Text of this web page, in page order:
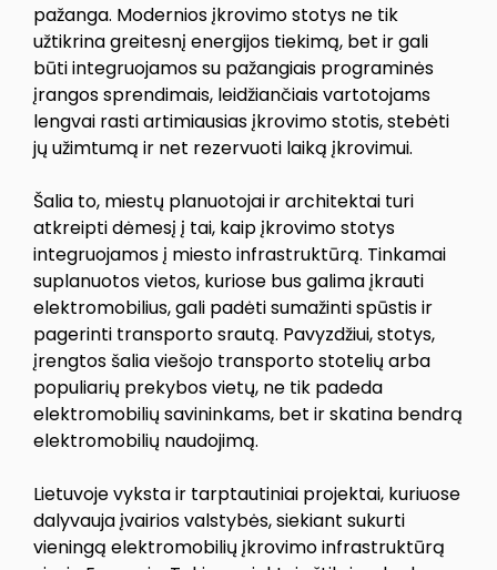
pažanga. Modernios įkrovimo stotys ne tik
užtikrina greitesnį energijos tiekimą, bet ir gali
būti integruojamos su pažangiais programinės
įrangos sprendimais, leidžiančiais vartotojams
lengvai rasti artimiausias įkrovimo stotis, stebėti
jų užimtumą ir net rezervuoti laiką įkrovimui.
Šalia to, miestų planuotojai ir architektai turi
atkreipti dėmesį į tai, kaip įkrovimo stotys
integruojamos į miesto infrastruktūrą. Tinkamai
suplanuotos vietos, kuriose bus galima įkrauti
elektromobilius, gali padėti sumažinti spūstis ir
pagerinti transporto srautą. Pavyzdžiui, stotys,
įrengtos šalia viešojo transporto stotelių arba
populiarių prekybos vietų, ne tik padeda
elektromobilių savininkams, bet ir skatina bendrą
elektromobilių naudojimą.
Lietuvoje vyksta ir tarptautiniai projektai, kuriuose
dalyvauja įvairios valstybės, siekiant sukurti
vieningą elektromobilių įkrovimo infrastruktūrą